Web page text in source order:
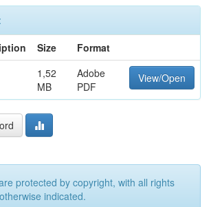
Size
Format
1,52
MB
Adobe
PDF
View/Open
protected by copyright, with all rights
indicated.